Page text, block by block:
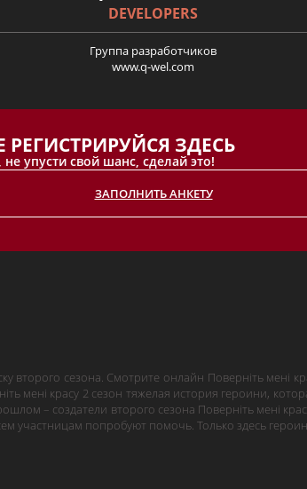
DEVELOPERS
Группа разработчиков
www.q-wel.com
ЗДЕСЬ
упусти свой шанс, сделай это!
ЗАПОЛНИТЬ АНКЕТУ
второго сезона. Смотрите онлайн Поверніть
мені красу 2 сезон тяжелая история героини,
– создатели второго сезона Поверніть мені
попробуют помочь. Только здесь